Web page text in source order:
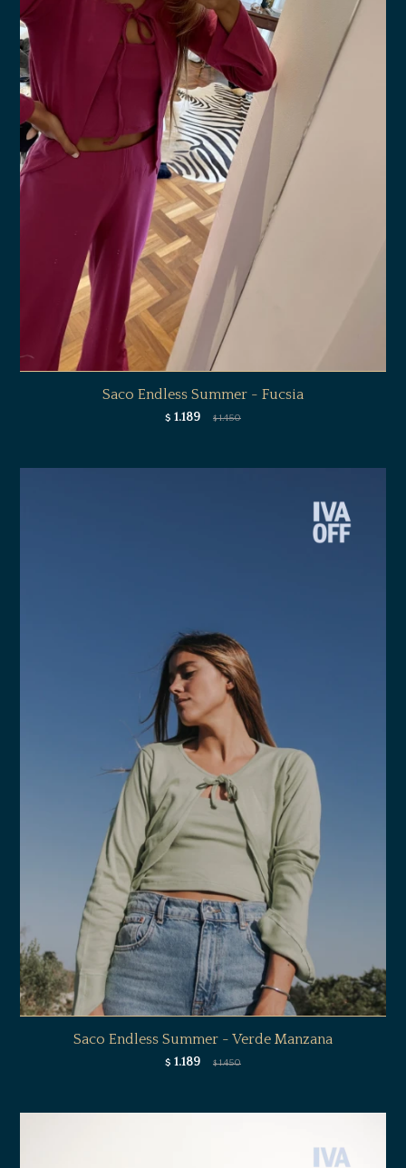
Saco Endless Summer - Fucsia
$ 1.189 $ 1.450
Saco Endless Summer - Verde Manzana
$ 1.189 $ 1.450